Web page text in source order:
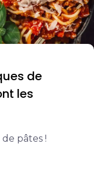
de
les
pâtes !